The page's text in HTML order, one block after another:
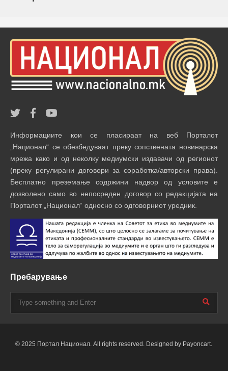
Информациите кои се пласираат на веб Порталот
„Национал“ се обезбедуваат преку сопствената новинарска
мрежа како и од неколку медиумски издавачи од регионот
(преку регулирани договори за соработка/авторски права).
Бесплатно преземање содржини надвор од условите е
дозволено само во непосреден договор со редакцијата на
Порталот „Национал“ односно со одговорниот уредник.
Пребарување
© 2025 Портал Национал. All rights reserved. Designed by Payoncart.